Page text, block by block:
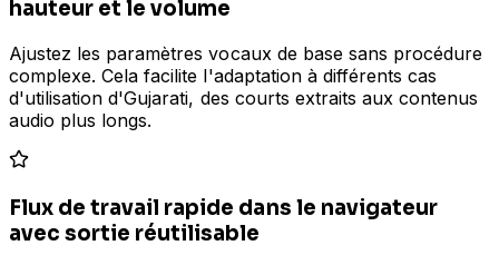
hauteur et le volume
Ajustez les paramètres vocaux de base sans procédure
complexe. Cela facilite l'adaptation à différents cas
d'utilisation d'Gujarati, des courts extraits aux contenus
audio plus longs.
Flux de travail rapide dans le navigateur
avec sortie réutilisable